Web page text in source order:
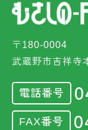
〒180-0004
武蔵野市吉祥寺
電話番号
FAX番号